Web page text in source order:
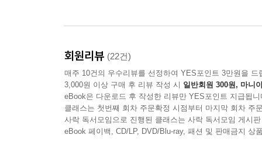
이완시키고, 각박한 현실에서 벗어나 상상의 세계
정원으로, 잔잔한 바닷가로 여행을 떠날 수 있다.
완전한 휴식을 취한 뒤 활기차게 시작하는 하루
있다면, 이제 건강한 수면을 위해 잠자기 전에
이야기들을 따라가 보자. 어른이 된 자기 자신
회원리뷰 (22건)
매주 10건의 우수리뷰를 선정하여 YES포인트 3만원을 드
3,000원 이상 구매 후 리뷰 작성 시 일반회원 300원, 마니
eBook은 다운로드 후 작성한 리뷰만 YES포인트 지급됩니
클래스는 첫번째 회차 주문확정 시점부터 마지막 회차 주
사락 독서모임으로 진행된 클래스는 사락 독서모임 게시
eBook 페이백, CD/LP, DVD/Blu-ray, 패션 및 판매금지 상